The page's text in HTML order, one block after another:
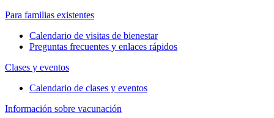
Para familias existentes
Calendario de visitas de bienestar
Preguntas frecuentes y enlaces rápidos
Clases y eventos
Calendario de clases y eventos
Información sobre vacunación